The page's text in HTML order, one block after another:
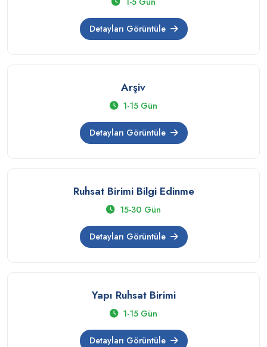
Detayları Görüntüle
Arşiv
1-15 Gün
Detayları Görüntüle
Ruhsat Birimi Bilgi Edinme
15-30 Gün
Detayları Görüntüle
Yapı Ruhsat Birimi
1-15 Gün
Detayları Görüntüle